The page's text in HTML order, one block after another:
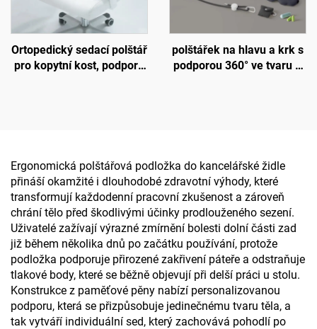
Ortopedický sedací polštář
pro kopytní kost, podpora
polštářek na hlavu a krk s
podporou 360° ve tvaru U
Ergonomická polštářová podložka do kancelářské židle
přináší okamžité i dlouhodobé zdravotní výhody, které
transformují každodenní pracovní zkušenost a zároveň
chrání tělo před škodlivými účinky prodlouženého sezení.
Uživatelé zažívají výrazné zmírnění bolesti dolní části zad
již během několika dnů po začátku používání, protože
podložka podporuje přirozené zakřivení páteře a odstraňuje
tlakové body, které se běžně objevují při delší práci u stolu.
Konstrukce z paměťové pěny nabízí personalizovanou
podporu, která se přizpůsobuje jedinečnému tvaru těla, a
tak vytváří individuální sed, který zachovává pohodlí po